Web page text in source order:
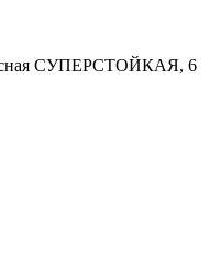
СУПЕРСТОЙКАЯ, 6